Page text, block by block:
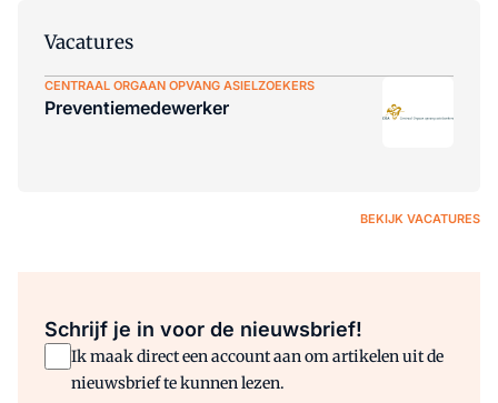
Vacatures
CENTRAAL ORGAAN OPVANG ASIELZOEKERS
Preventiemedewerker
BEKIJK VACATURES
Schrijf je in voor de nieuwsbrief!
Ik maak direct een account aan om artikelen uit de
nieuwsbrief te kunnen lezen.